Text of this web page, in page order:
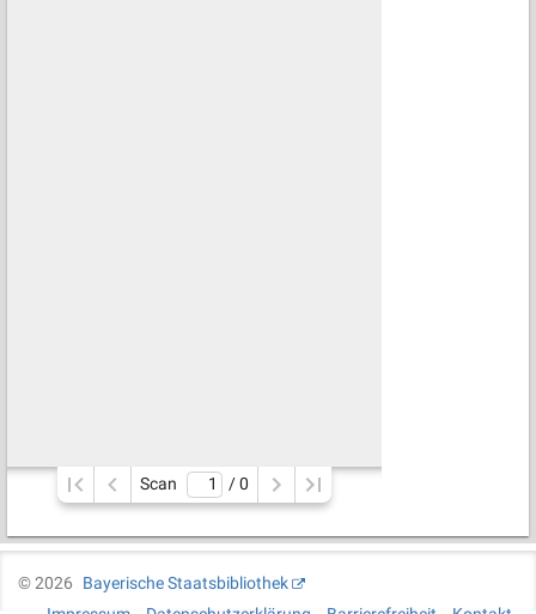
Scan / 0
©2026
Bayerische Staatsbibliothek